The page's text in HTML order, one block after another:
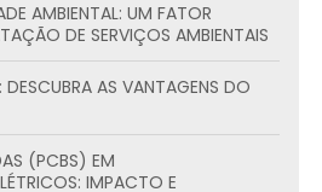
DE SERVIÇOS AMBIENTAIS
IMPACTO E